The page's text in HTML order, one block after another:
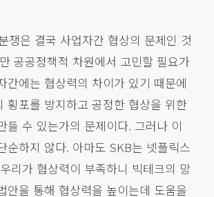
쟁은 결국 사업자간 협상의 문제인 것
공공정책적 차원에서 고민할 필요가
간에는 협상력의 차이가 있기 때문에
횡포를 방지하고 공정한 협상을 위한
들 수 있는가의 문제이다. 그러나 이
순하지 않다. 아마도 SKB는 넷플릭스
리가 협상력이 부족하니 빅테크의 망
안을 통해 협상력을 높이는데 도움을